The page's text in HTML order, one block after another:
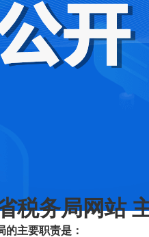
税务局网站
的主要职责是：